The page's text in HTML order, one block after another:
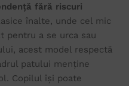
fără riscuri
înalte, unde cel mic
pentru a se urca sau
acest model respectă
patului menține
Copilul își poate